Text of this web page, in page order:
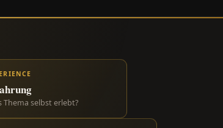
Thema selbst erlebt?